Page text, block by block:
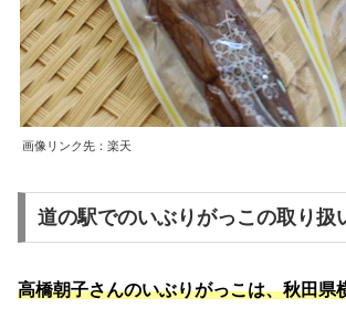
画像リンク先：楽天
道の駅でのいぶりがっこの取り扱
高橋朝子さんのいぶりがっこは、秋田県